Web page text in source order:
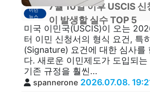
이민
뉴스
7월 10일 이후 USCIS 신
이 발생할 실수 TOP 5
미국 이민국(USCIS)이 오는
터 이민 신청서의 형식 요건, 특
(Signature) 요건​에 대한 심사를
다. 새로운 이민제도가 도입되
기존 규정을 훨씬...
spannerone 2026.07.08.